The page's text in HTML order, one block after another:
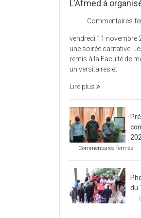
L’Afmed à
Commentaires
vendredi 11 novembre
une soirée caritative.
remis à la Faculté de
universitaires et
Lire plus
Commentaires fermés
de
du